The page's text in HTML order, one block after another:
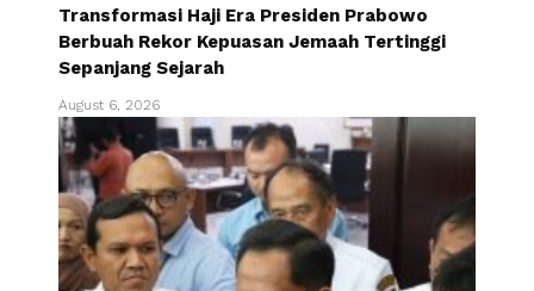
Transformasi Haji Era Presiden Prabowo
Berbuah Rekor Kepuasan Jemaah Tertinggi
Sepanjang Sejarah
August 6, 2026